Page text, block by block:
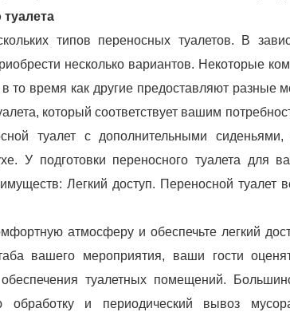
типов переносных туалетов. В
несколько вариантов. Некоторые
то время как другие предоставляют разные
который соответствует вашим
туалет с дополнительными сиденьями,
У подготовки переносного туалета для
Легкий доступ. Переносной туалет
атмосферу и обеспечьте легкий
вашего мероприятия, ваши гости
туалетных помещений.
и периодический вывоз